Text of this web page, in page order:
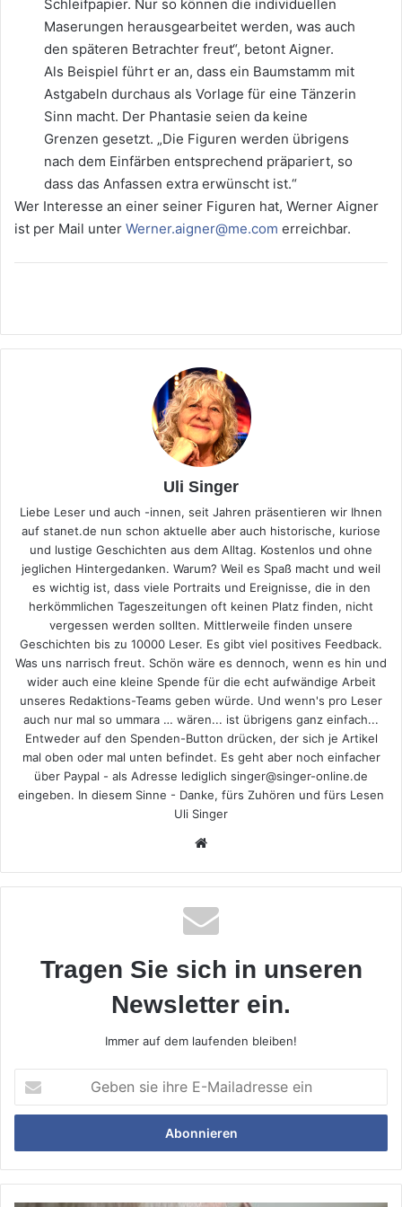
Schleifpapier. Nur so können die individuellen
Maserungen herausgearbeitet werden, was auch
den späteren Betrachter freut“, betont Aigner.
Als Beispiel führt er an, dass ein Baumstamm mit
Astgabeln durchaus als Vorlage für eine Tänzerin
Sinn macht. Der Phantasie seien da keine
Grenzen gesetzt. „Die Figuren werden übrigens
nach dem Einfärben entsprechend präpariert, so
dass das Anfassen extra erwünscht ist.“
Wer Interesse an einer seiner Figuren hat, Werner Aigner
ist per Mail unter Werner.aigner@me.com erreichbar.
Uli Singer
Liebe Leser und auch -innen, seit Jahren präsentieren wir Ihnen
auf stanet.de nun schon aktuelle aber auch historische, kuriose
und lustige Geschichten aus dem Alltag. Kostenlos und ohne
jeglichen Hintergedanken. Warum? Weil es Spaß macht und weil
es wichtig ist, dass viele Portraits und Ereignisse, die in den
herkömmlichen Tageszeitungen oft keinen Platz finden, nicht
vergessen werden sollten. Mittlerweile finden unsere
Geschichten bis zu 10000 Leser. Es gibt viel positives Feedback.
Was uns narrisch freut. Schön wäre es dennoch, wenn es hin und
wider auch eine kleine Spende für die echt aufwändige Arbeit
unseres Redaktions-Teams geben würde. Und wenn's pro Leser
auch nur mal so ummara … wären... ist übrigens ganz einfach...
Entweder auf den Spenden-Button drücken, der sich je Artikel
mal oben oder mal unten befindet. Es geht aber noch einfacher
über Paypal - als Adresse lediglich singer@singer-online.de
eingeben. In diesem Sinne - Danke, fürs Zuhören und fürs Lesen
Uli Singer
Tragen Sie sich in unseren
Newsletter ein.
Immer auf dem laufenden bleiben!
sie
ihre
Mailadresse
ein